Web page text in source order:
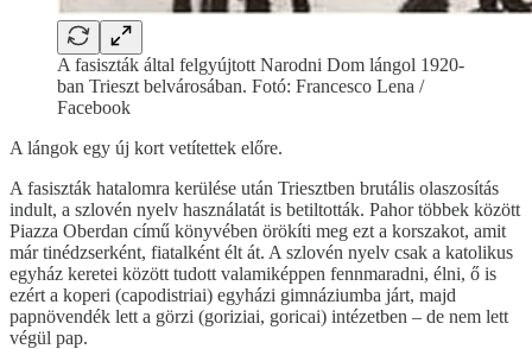
A fasiszták által felgyújtott Narodni Dom lángol 1920-
ban Trieszt belvárosában. Fotó: Francesco Lena /
Facebook
A lángok egy új kort vetítettek előre.
A fasiszták hatalomra kerülése után Triesztben brutális olaszosítás
indult, a szlovén nyelv használatát is betiltották. Pahor többek között
Piazza Oberdan című könyvében örökíti meg ezt a korszakot, amit
már tinédzserként, fiatalként élt át. A szlovén nyelv csak a katolikus
egyház keretei között tudott valamiképpen fennmaradni, élni, ő is
ezért a koperi (capodistriai) egyházi gimnáziumba járt, majd
papnövendék lett a görzi (goriziai, goricai) intézetben – de nem lett
végül pap.